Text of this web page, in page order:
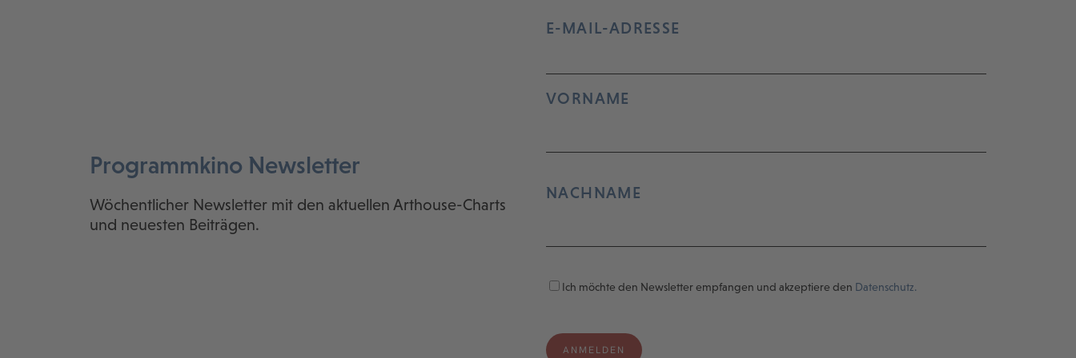
Programmkino Newsletter
Wöchentlicher Newsletter mit den aktuellen Arthouse-Charts
und neuesten Beiträgen.
E-MAIL-ADRESSE
VORNAME
NACHNAME
Ich möchte den Newsletter empfangen und akzeptiere den Datenschutz.